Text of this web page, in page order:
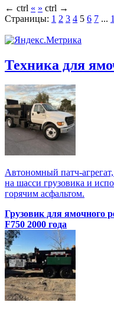
← ctrl « » ctrl →
Страницы: 1 2 3 4 5 6 7 ...
Техника для
Автономный патч-
на шасси грузовика и
горячим асфальтом.
Грузовик для ямочного
F750 2000 года